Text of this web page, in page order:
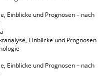
Einblicke und Prognosen – nach
Einblicke und Prognosen
Einblicke und Prognosen – nach